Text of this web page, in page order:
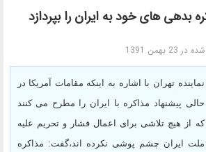
بدهی های خود به ایران را بپردازد
بهمن 1391
نماینده تهران با اشاره به اینکه مقامات آمریکا در
حالی پیشنهاد مذاکره با ایران را مطرح می کنند
که از هیچ تلاشی برای اعمال فشار و تحریم علیه
ملت ایران چشم پوشی نکرده اند،‌گفت: مذاکره